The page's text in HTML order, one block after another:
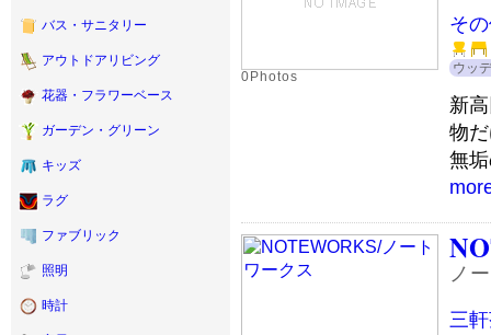
バス・サニタリー
アウトドアリビング
花器・フラワーベース
ガーデン・グリーン
キッズ
ラグ
ファブリック
照明
時計
0Photos
そ
ウッ
新
物
無
ノ
三